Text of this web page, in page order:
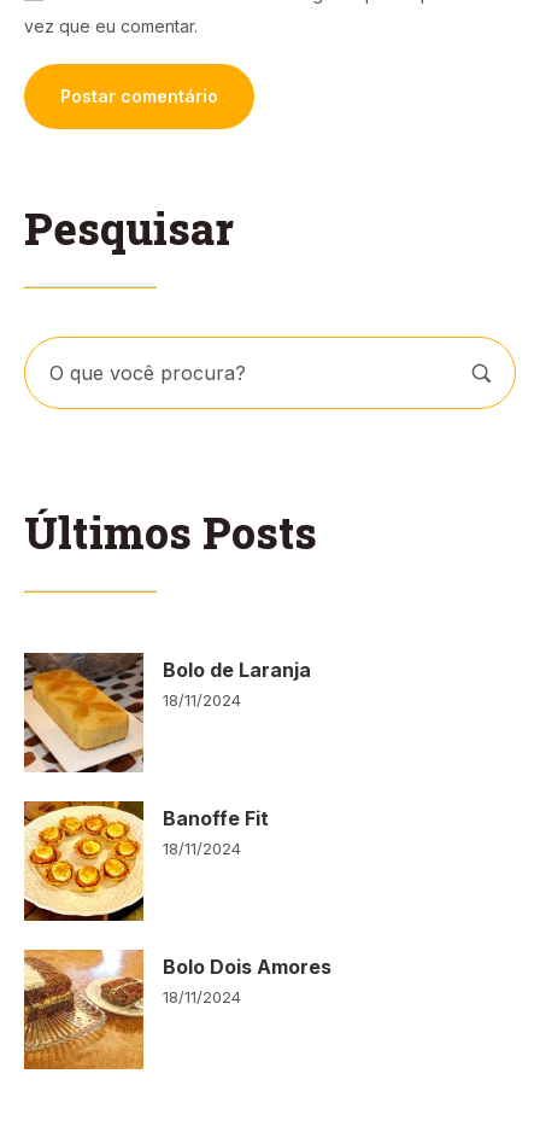
Pesquisar
Últimos Posts
Bolo de Laranja
18/11/2024
Banoffe Fit
18/11/2024
Bolo Dois Amores
18/11/2024
vez que eu comentar.